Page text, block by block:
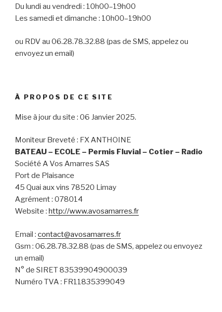
Du lundi au vendredi : 10h00–19h00
Les samedi et dimanche : 10h00–19h00
ou RDV au 06.28.78.32.88 (pas de SMS, appelez ou
envoyez un email)
À PROPOS DE CE SITE
Mise à jour du site : 06 Janvier 2025.
Moniteur Breveté : FX ANTHOINE
BATEAU – ECOLE – Permis Fluvial – Cotier – Radio
Société A Vos Amarres SAS
Port de Plaisance
45 Quai aux vins 78520 Limay
Agrément : 078014
Website : http://www.avosamarres.fr
Email : contact@avosamarres.fr
Gsm : 06.28.78.32.88 (pas de SMS, appelez ou envoyez
un email)
N° de SIRET 83539904900039
Numéro TVA : FR11835399049